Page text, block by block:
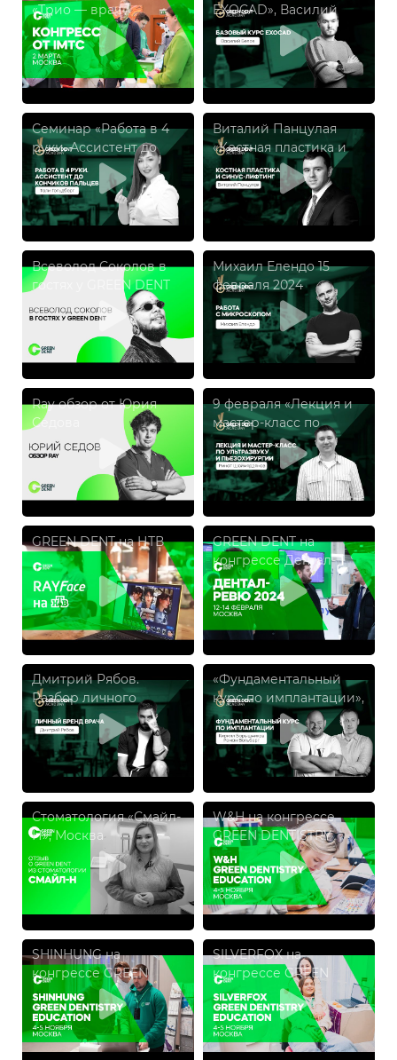
«Трио — врач /
ассистент / пациент»
EXOCAD», Василий
Белов
Семинар «Работа в 4
руки. Ассистент до
кончиков пальцев» от
IMTC.
Виталий Панцулая
«Костная пластика и
синус»
Всеволод Соколов в
гостях у GREEN DENT
Михаил Елендо 15
февраля 2024
Ray обзор от Юрия
Седова
9 февраля «Лекция и
мастер-класс по
ультразвуку и
пьезохирургии». Ринат
Шаймярдянов
GREEN DENT на НТВ
GREEN DENT на
конгрессе Дентал-
Ревю 2024
Дмитрий Рябов.
Разбор личного
бренда
«Фундаментальный
курс по имплантации»,
Кирилл Барышников и
Роман Вольберг
Стоматология «Смайл-
Н», Москва
W&H на конгрессе
GREEN DENTISTRY
EDUCATION 2023
SHINHUNG на
конгрессе GREEN
DENTISTRY EDUCATION
2023
SILVERFOX на
конгрессе GREEN
DENTISTRY EDUCATION
2023